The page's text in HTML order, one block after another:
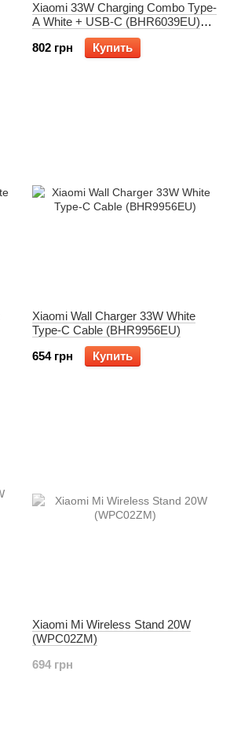
Xiaomi 33W Charging Combo Type-
A White + USB-C (BHR6039EU)
802 грн
Купить
Xiaomi Wall Charger 33W White
Type-C Cable (BHR9956EU)
654 грн
Купить
Xiaomi Mi Wireless Stand 20W
(WPC02ZM)
694 грн